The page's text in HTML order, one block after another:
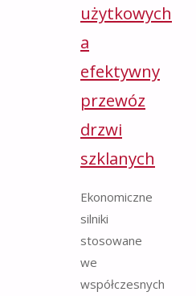
użytkowych
a
efektywny
przewóz
drzwi
szklanych
Ekonomiczne
silniki
stosowane
we
współczesnych